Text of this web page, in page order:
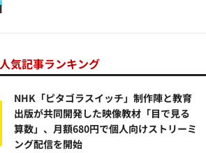
人気記事ランキング
NHK「ピタゴラスイッチ」制作陣と教育
出版が共同開発した映像教材「目で見る
算数」、月額680円で個人向けストリーミ
ング配信を開始